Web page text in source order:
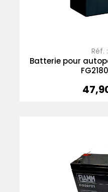
Réf.
Batterie pour
Prix